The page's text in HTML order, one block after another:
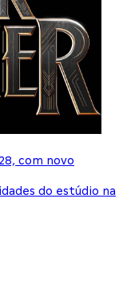
com novo
do estúdio na